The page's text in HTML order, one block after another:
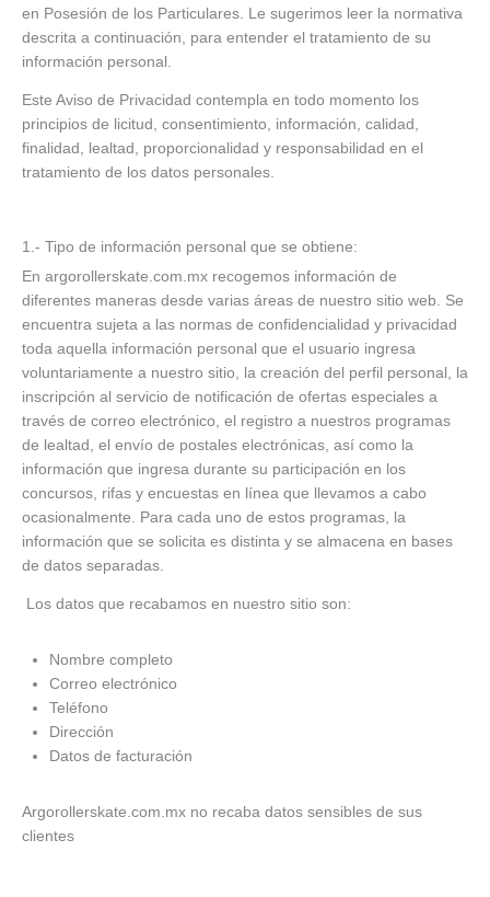
en Posesión de los Particulares. Le sugerimos leer la normativa
descrita a continuación, para entender el tratamiento de su
información personal.
Este Aviso de Privacidad contempla en todo momento los
principios de licitud, consentimiento, información, calidad,
finalidad, lealtad, proporcionalidad y responsabilidad en el
tratamiento de los datos personales.
1.- Tipo de información personal que se obtiene:
En argorollerskate.com.mx recogemos información de
diferentes maneras desde varias áreas de nuestro sitio web. Se
encuentra sujeta a las normas de confidencialidad y privacidad
toda aquella información personal que el usuario ingresa
voluntariamente a nuestro sitio, la creación del perfil personal, la
inscripción al servicio de notificación de ofertas especiales a
través de correo electrónico, el registro a nuestros programas
de lealtad, el envío de postales electrónicas, así como la
información que ingresa durante su participación en los
concursos, rifas y encuestas en línea que llevamos a cabo
ocasionalmente. Para cada uno de estos programas, la
información que se solicita es distinta y se almacena en bases
de datos separadas.
Los datos que recabamos en nuestro sitio son:
Nombre completo
Correo electrónico
Teléfono
Dirección
Datos de facturación
Argorollerskate.com.mx no recaba datos sensibles de sus
clientes